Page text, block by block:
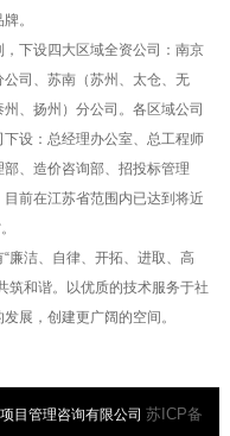
。
下设四大区域全资公司：南京
司、苏南（苏州、太仓、无
、扬州）分公司。各区域公司
设：总经理办公室、总工程师
、造价咨询部、招投标管理
前在江苏省范围内已达到将近
廉洁、自律、开拓、进取、高
筑和谐。以优质的技术服务于社
展，创建更广阔的空间。
目管理咨询有限公司 苏ICP备